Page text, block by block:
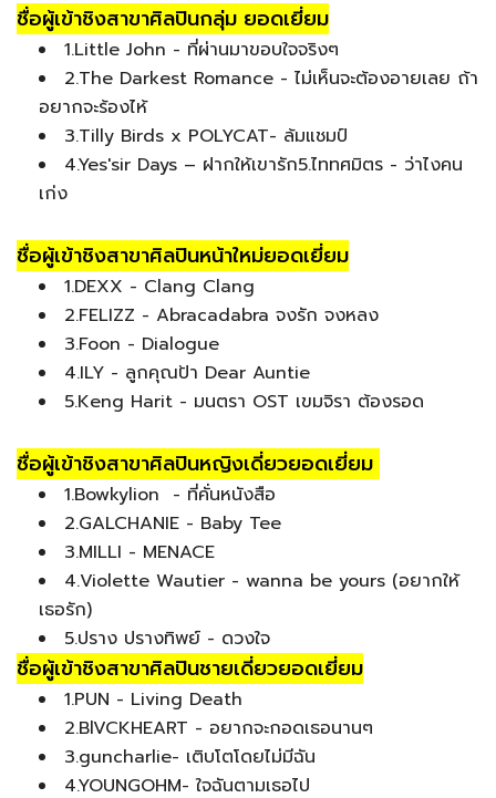
ชื่อผู้เข้าชิงสาขาศิลปินกลุ่ม ยอดเยี่ยม
1.Little John - ที่ผ่านมาขอบใจจริงๆ
2.The Darkest Romance - ไม่เห็นจะต้องอายเลย ถ้า
อยากจะร้องไห้
3.Tilly Birds x POLYCAT- ล้มแชมป์
4.Yes'sir Days – ฝากให้เขารัก5.ไททศมิตร - ว่าไงคน
เก่ง
ชื่อผู้เข้าชิงสาขาศิลปินหน้าใหม่ยอดเยี่ยม
1.DEXX - Clang Clang
2.FELIZZ - Abracadabra จงรัก จงหลง
3.Foon - Dialogue
4.ILY - ลูกคุณป้า Dear Auntie
5.Keng Harit - มนตรา OST เขมจิรา ต้องรอด
ชื่อผู้เข้าชิงสาขาศิลปินหญิงเดี่ยวยอดเยี่ยม
1.Bowkylion - ที่คั่นหนังสือ
2.GALCHANIE - Baby Tee
3.MILLI - MENACE
4.Violette Wautier - wanna be yours (อยากให้
เธอรัก)
5.ปราง ปรางทิพย์ - ดวงใจ
ชื่อผู้เข้าชิงสาขาศิลปินชายเดี่ยวยอดเยี่ยม
1.PUN - Living Death
2.BlVCKHEART - อยากจะกอดเธอนานๆ
3.guncharlie- เติบโตโดยไม่มีฉัน
4.YOUNGOHM- ใจฉันตามเธอไป